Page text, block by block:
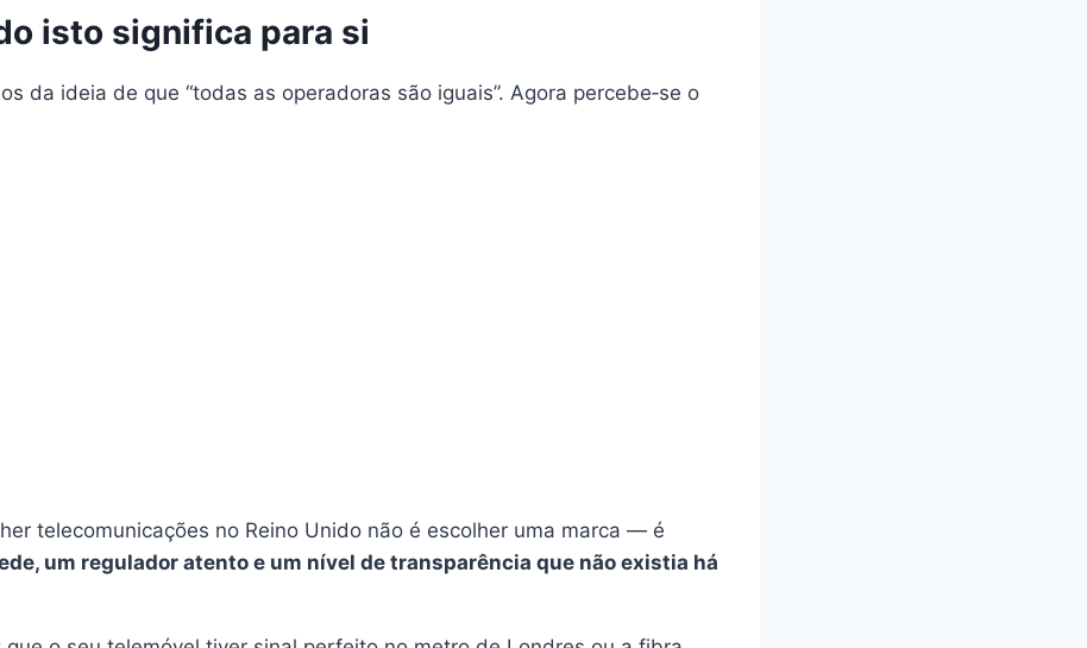
isto significa para si
da ideia de que “todas as operadoras são iguais”. Agora percebe‑se o
telecomunicações no Reino Unido não é escolher uma marca — é
um regulador atento e um nível de transparência que não existia há